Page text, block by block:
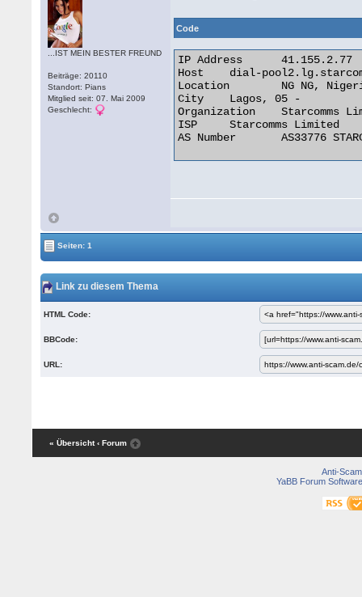
...IST MEIN BESTER FREUND
Beiträge: 20110
Standort: Pians
Mitglied seit: 07. Mai 2009
Geschlecht:
Code
IP Address 	41.155.2.77
Host 	dial-pool2.lg.starcomms.net
Location 	NG NG, Nigeria
City 	Lagos, 05 -
Organization 	Starcomms Limited
ISP 	Starcomms Limited
AS Number 	AS33776 STARCOMMS-ASN
Seiten: 1
Link zu diesem Thema
HTML Code:
BBCode:
URL:
« Übersicht ‹ Forum
Anti-Scam
YaBB Forum Software